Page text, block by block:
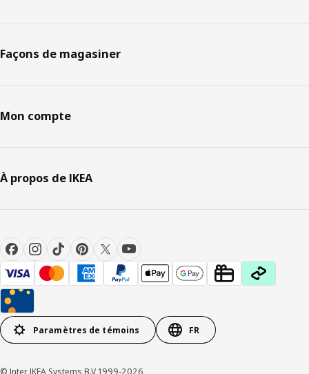
Façons de magasiner
Mon compte
À propos de IKEA
Paramètres de témoins FR